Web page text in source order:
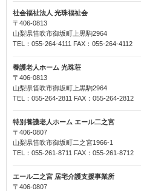
社会福祉法人 光珠福祉会
〒406-0813
山梨県笛吹市御坂町上黒駒2964
TEL：055-264-4111 FAX：055-264-4112
養護老人ホーム 光珠荘
〒406-0813
山梨県笛吹市御坂町上黒駒2964
TEL：055-264-2811 FAX：055-264-2812
特別養護老人ホーム エール二之宮
〒406-0807
山梨県笛吹市御坂町二之宮1966-1
TEL：055-261-8711 FAX：055-261-8712
エール二之宮 居宅介護支援事業所
〒406-0807